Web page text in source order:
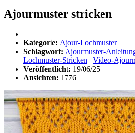
Ajourmuster stricken
Kategorie: Ajour-Lochmuster
Schlagwort: Ajourmuster-
Lochmuster-Stricken
Video-
Veröffentlicht: 19/06/25
Ansichten: 1776